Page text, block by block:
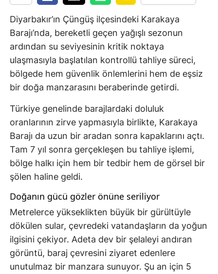
Diyarbakır’ın Çüngüş ilçesindeki Karakaya
Barajı’nda, bereketli geçen yağışlı sezonun
ardından su seviyesinin kritik noktaya
ulaşmasıyla başlatılan kontrollü tahliye süreci,
bölgede hem güvenlik önlemlerini hem de eşsiz
bir doğa manzarasını beraberinde getirdi.
Türkiye genelinde barajlardaki doluluk
oranlarının zirve yapmasıyla birlikte, Karakaya
Barajı da uzun bir aradan sonra kapaklarını açtı.
Tam 7 yıl sonra gerçekleşen bu tahliye işlemi,
bölge halkı için hem bir tedbir hem de görsel bir
şölen haline geldi.
Doğanın gücü gözler önüne seriliyor
Metrelerce yükseklikten büyük bir gürültüyle
dökülen sular, çevredeki vatandaşların da yoğun
ilgisini çekiyor. Adeta dev bir şelaleyi andıran
görüntü, baraj çevresini ziyaret edenlere
unutulmaz bir manzara sunuyor. Şu an için 5